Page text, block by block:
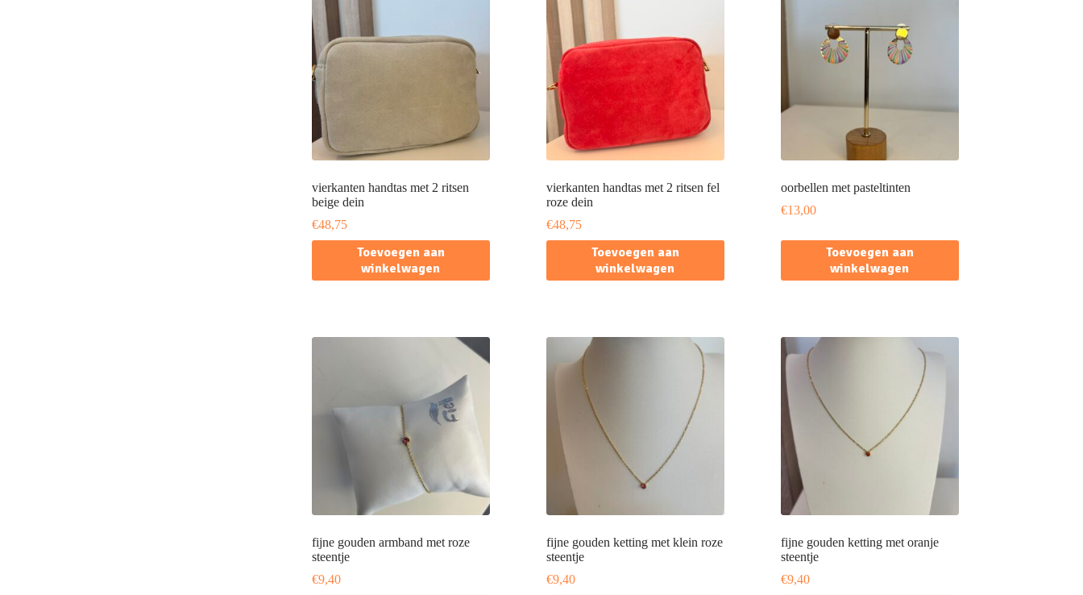
vierkanten handtas met 2 ritsen
beige dein
€48,75
Toevoegen aan
winkelwagen
vierkanten handtas met 2 ritsen fel
roze dein
€48,75
Toevoegen aan
winkelwagen
oorbellen met pasteltinten
€13,00
Toevoegen aan
winkelwagen
fijne gouden armband met roze
steentje
€9,40
fijne gouden ketting met klein roze
steentje
€9,40
fijne gouden ketting met oranje
steentje
€9,40